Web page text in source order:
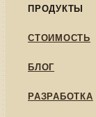
ПРОДУКТЫ
СТОИМОСТЬ
БЛОГ
РАЗРАБОТКА